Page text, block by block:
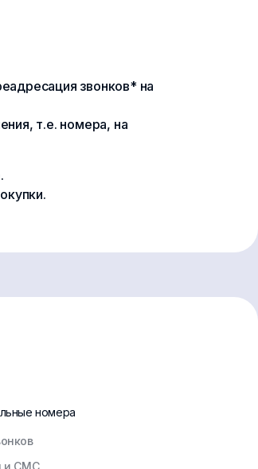
звонков* на
т.е. номера, на
номера
и СМС